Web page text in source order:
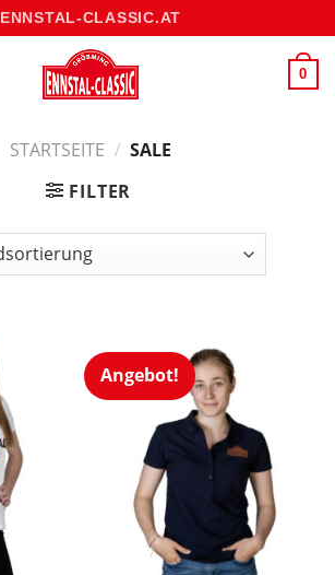
ENNSTAL-CLASSIC.AT
0
STARTSEITE / SALE
FILTER
Angebot!